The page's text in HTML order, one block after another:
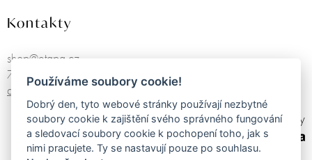
Kontakty
shop@etapa.cz
725751468
další kontakty
made by
Používáme soubory cookie!
Dobrý den, tyto webové stránky používají nezbytné
soubory cookie k zajištění svého správného fungování
a sledovací soubory cookie k pochopení toho, jak s
nimi pracujete. Ty se nastavují pouze po souhlasu.